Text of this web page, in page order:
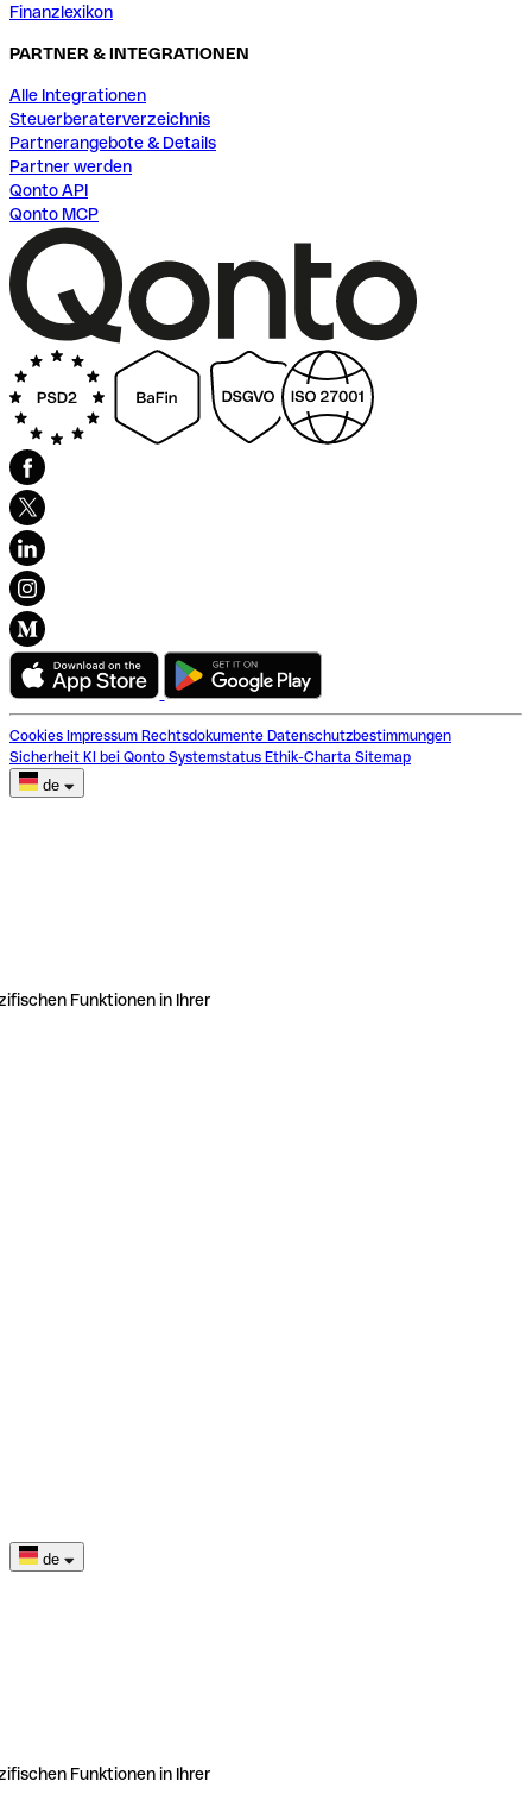
Finanzlexikon
PARTNER & INTEGRATIONEN
Alle Integrationen
Steuerberaterverzeichnis
Partnerangebote & Details
Partner werden
Qonto API
Qonto MCP
Cookies Impressum Rechtsdokumente Datenschutzbestimmungen
Sicherheit KI bei Qonto Systemstatus Ethik-Charta Sitemap
de
Funktionen in Ihrer
de
Funktionen in Ihrer